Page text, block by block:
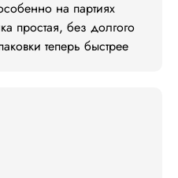
на партиях
простая, без долгого
теперь быстрее